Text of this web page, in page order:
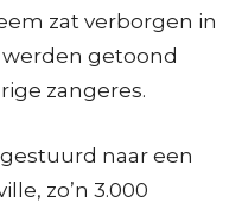
zat verborgen in
getoond
zangeres.
naar een
zo’n 3.000